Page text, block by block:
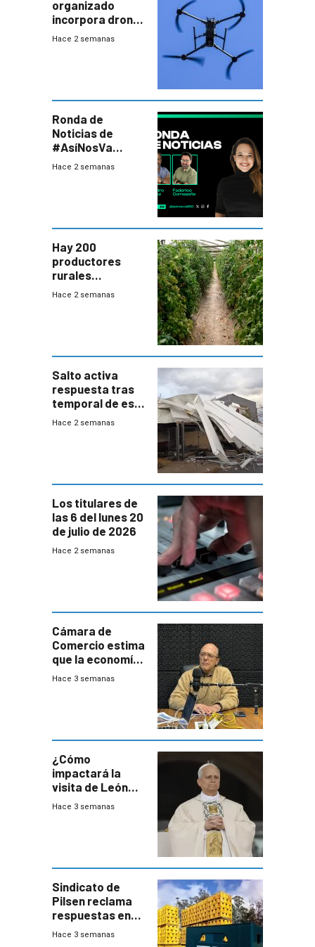
organizado
incorpora drones
y abre un nuevo
Hace 2 semanas
Ronda de
Noticias de
#AsíNosVa
(20/7/26)
Hace 2 semanas
Hay 200
productores
rurales
afectados tras
Hace 2 semanas
Salto activa
respuesta tras
temporal de este
sábado con
Hace 2 semanas
Los titulares de
las 6 del lunes 20
de julio de 2026
Hace 2 semanas
Cámara de
Comercio estima
que la economía
crecerá 1,6%
Hace 3 semanas
¿Cómo
impactará la
visita de León
XIV a Uruguay?
Hace 3 semanas
Sindicato de
Pilsen reclama
respuestas en
medio de
Hace 3 semanas